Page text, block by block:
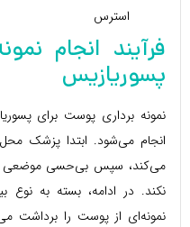
استرس
فرآیند انجام
پسوریازیس
نمونه برداری پوست برای
انجام می‌شود. ابتدا پزشک
می‌کند، سپس بی‌حسی موضعی
نکند. در ادامه، بسته به